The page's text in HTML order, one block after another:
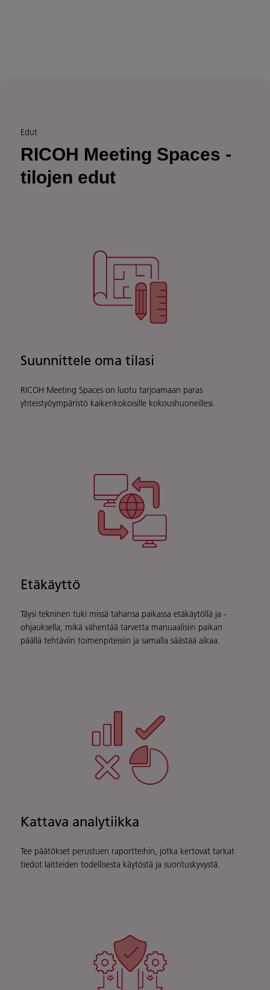
Edut
RICOH Meeting Spaces -
tilojen edut
Suunnittele oma tilasi
RICOH Meeting Spaces on luotu tarjoamaan paras
yhteistyöympäristö kaikenkokoisille kokoushuoneillesi.
Etäkäyttö
Täysi tekninen tuki missä tahansa paikassa etäkäytöllä ja -
ohjauksella, mikä vähentää tarvetta manuaalisiin paikan
päällä tehtäviin toimenpiteisiin ja samalla säästää aikaa.
Kattava analytiikka
Tee päätökset perustuen raportteihin, jotka kertovat tarkat
tiedot laitteiden todellisesta käytöstä ja suorituskyvystä.